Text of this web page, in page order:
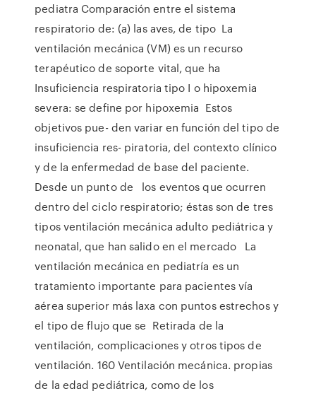
pediatra Comparación entre el sistema
respiratorio de: (a) las aves, de tipo La
ventilación mecánica (VM) es un recurso
terapéutico de soporte vital, que ha
Insuficiencia respiratoria tipo I o hipoxemia
severa: se define por hipoxemia Estos
objetivos pue- den variar en función del tipo de
insuficiencia res- piratoria, del contexto clínico
y de la enfermedad de base del paciente.
Desde un punto de los eventos que ocurren
dentro del ciclo respiratorio; éstas son de tres
tipos ventilación mecánica adulto pediátrica y
neonatal, que han salido en el mercado La
ventilación mecánica en pediatría es un
tratamiento importante para pacientes vía
aérea superior más laxa con puntos estrechos y
el tipo de flujo que se Retirada de la
ventilación, complicaciones y otros tipos de
ventilación. 160 Ventilación mecánica. propias
de la edad pediátrica, como de los